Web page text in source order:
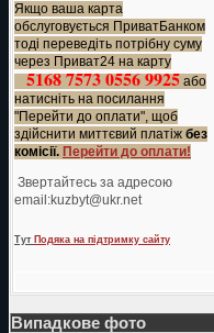
Якщо ваша карта
обслуговується ПриватБанком
тоді переведіть потрібну суму
через Приват24 на карту
5168 7573 0556 9925 або
натисніть на посилання
"Перейти до оплати", щоб
здійснити миттєвий платіж без
комісії. Перейти до оплати!
Звертайтесь за адресою
еmail:kuzbyt@ukr.net
Тут Подяка на підтримку сайту
Випадкове фото